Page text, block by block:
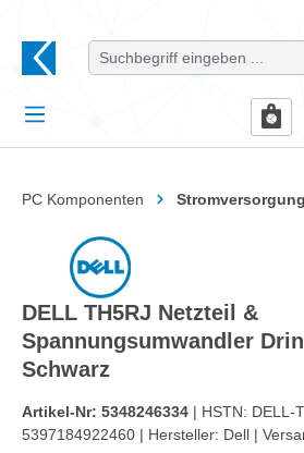
PC Komponenten Stromversorgung
DELL TH5RJ Netzteil &
Spannungsumwandler
Schwarz
Artikel-Nr: 5348246334 | HSTN: DELL-
5397184922460 | Hersteller: Dell |